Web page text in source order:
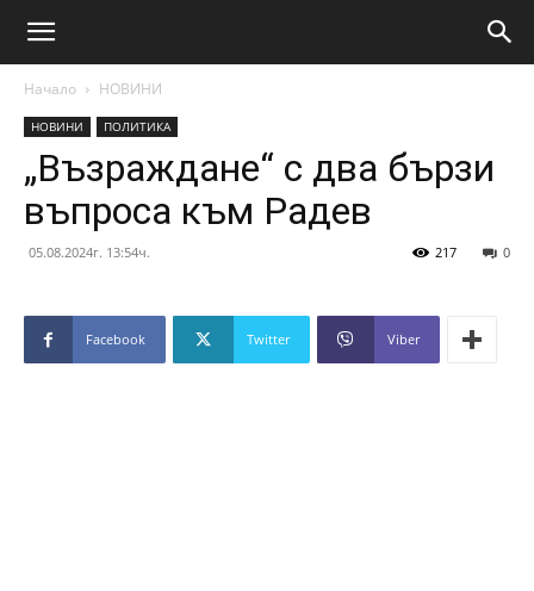
Начало НОВИНИ
НОВИНИ ПОЛИТИКА
„Възраждане“ с два бързи
въпроса към Радев
05.08.2024г. 13:54ч. 0
217
Facebook Twitter Viber